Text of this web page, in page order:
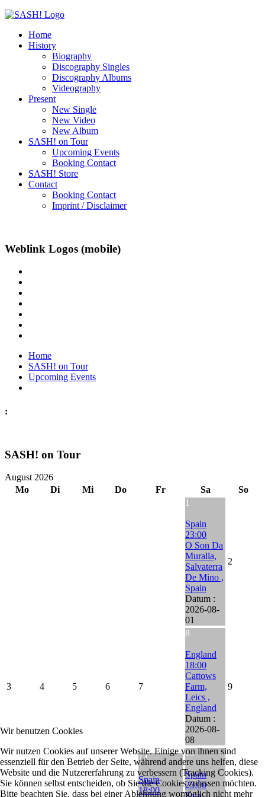
Home
History
Biography
Discography Singles
Discography Albums
Videography
Present
New Single
New Video
New Album
SASH! on Tour
Upcoming Events
Booking Contact
SASH! Store
Contact
Booking Contact
Imprint / Disclaimer
Weblink Logos (mobile)
Home
SASH! on Tour
Upcoming Events
:
SASH! on Tour
August 2026
Mo
Di Mi Do Fr Sa
So
1
Spain
23:00
O Son Da
Muralla,
Salvaterra
De Mino ,
Spain
Datum :
2026-08-
01
2
3 4 5 6 7
8
England
18:00
Cattows
Farm,
Leics ,
England
Datum :
2026-08-
08
9
14
Spain
18:00
15
Spain
23:00
Wir benutzen Cookies
Wir nutzen Cookies auf unserer Website. Einige von ihnen sind
essenziell für den Betrieb der Seite, während andere uns helfen, diese
Website und die Nutzererfahrung zu verbessern (Tracking Cookies).
Sie können selbst entscheiden, ob Sie die Cookies zulassen möchten.
Bitte beachten Sie, dass bei einer Ablehnung womöglich nicht mehr